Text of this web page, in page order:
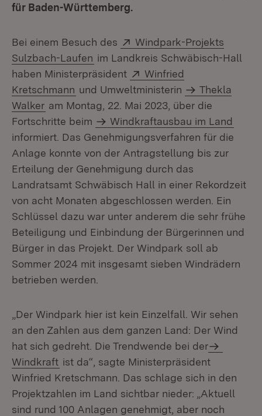
für Baden-Württemberg.
Bei einem Besuch des Extern:
Windpark-Projekts
Sulzbach-Laufen (Öffnet in neuem Fenster)
im Landkreis Schwäbisch-Hall
haben Ministerpräsident
Extern:
Winfried
Kretschmann (Öffnet in neuem Fenster)
und Umweltministerin
Thekla
Walker am Montag, 22. Mai 2023, über die
Fortschritte beim
Windkraftausbau im Land
informiert. Das Genehmigungsverfahren für die
Anlage konnte von der Antragstellung bis zur
Erteilung der Genehmigung durch das
Landratsamt Schwäbisch Hall in einer Rekordzeit
von acht Monaten abgeschlossen werden. Ein
Schlüssel dazu war unter anderem die sehr frühe
Beteiligung und Einbindung der Bürgerinnen und
Bürger in das Projekt. Der Windpark soll ab
Sommer 2024 mit insgesamt sieben Windrädern
betrieben werden.
„Der Windpark hier ist kein Einzelfall. Wir sehen
an den Zahlen aus dem ganzen Land: Der Wind
hat sich gedreht. Die Trendwende bei der
Windkraft ist da“, sagte Ministerpräsident
Winfried Kretschmann. Das schlage sich in den
Projektzahlen im Land sichtbar nieder: „Aktuell
sind rund 100 Anlagen genehmigt, aber noch